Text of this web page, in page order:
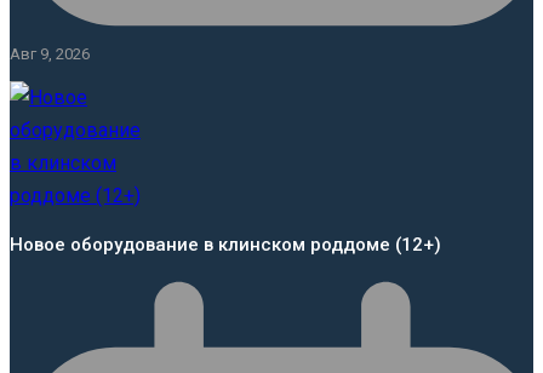
Авг 9, 2026
Новое оборудование в клинском роддоме (12+)